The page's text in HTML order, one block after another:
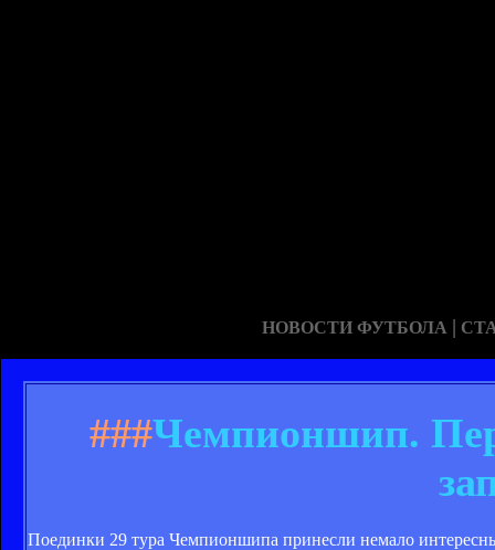
НОВОСТИ ФУТБОЛА |
###Чемпионшип.
Поединки 29 тура Чемпионшипа принесли немало